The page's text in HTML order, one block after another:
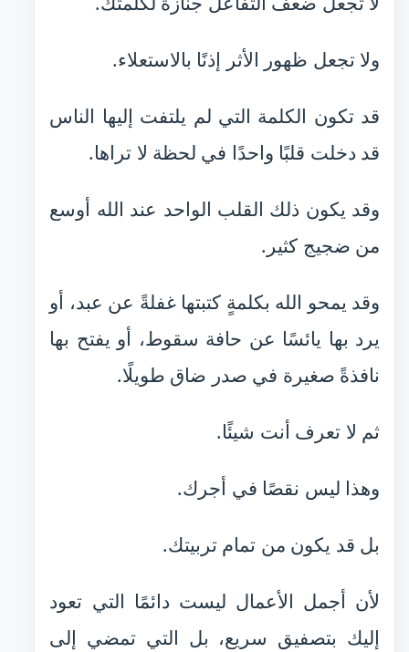
ولا تجعل ظهور الأثر إذنًا بالاستعلاء.
قد تكون الكلمة التي لم يلتفت إليها الناس
قد دخلت قلبًا واحدًا في لحظة لا تراها.
وقد يكون ذلك القلب الواحد عند الله أوسع
من ضجيج كثير.
وقد يمحو الله بكلمةٍ كتبتها غفلةً عن عبد، أو
يرد بها يائسًا عن حافة سقوط، أو يفتح بها
نافذةً صغيرة في صدر ضاق طويلًا.
ثم لا تعرف أنت شيئًا.
وهذا ليس نقصًا في أجرك.
بل قد يكون من تمام تربيتك.
لأن أجمل الأعمال ليست دائمًا التي تعود
إليك بتصفيق سريع، بل التي تمضي إلى